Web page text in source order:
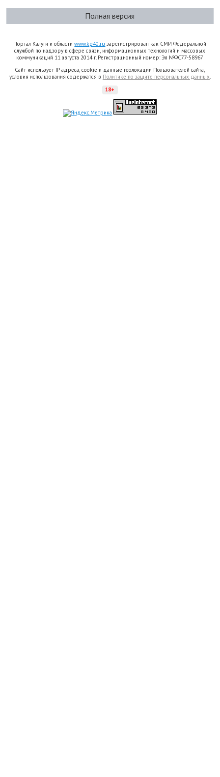
Полная версия
Портал Калуги и областиwww.kp40.ru зарегистрирован как СМИ Федеральной
службой по надзору в сфере связи, информационных технологий и массовых
коммуникаций 11 августа 2014 г. Регистрационный номер: Эл №ФС77-58967
Сайт использует IP адреса, cookie и данные геолокации Пользователей сайта,
условия использования содержатся в Политике по защите персональных данных.
18+